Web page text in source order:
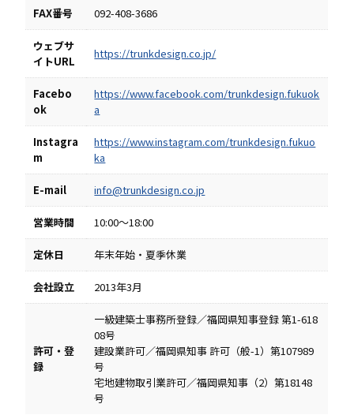
FAX番号 092-408-3686
ウェブサ
イトURL
https://trunkdesign.co.jp/
Facebo
ok
https://www.facebook.com/trunkdesign.fukuok
a
Instagra
m
https://www.instagram.com/trunkdesign.fukuo
ka
E-mail info@trunkdesign.co.jp
営業時間 10:00～18:00
定休日 年末年始・夏季休業
会社設立 2013年3月
許可・登
録
一級建築士事務所登録／福岡県知事登録 第1-618
08号
建設業許可／福岡県知事 許可（般-1）第107989
号
宅地建物取引業許可／福岡県知事（2）第18148
号